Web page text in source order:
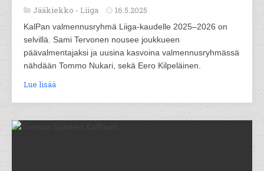
Jääkiekko - Liiga 16.5.2025
KalPan valmennusryhmä Liiga-kaudelle 2025–2026 on
selvillä. Sami Tervonen nousee joukkueen
päävalmentajaksi ja uusina kasvoina valmennusryhmässä
nähdään Tommo Nukari, sekä Eero Kilpeläinen.
Lue lisää